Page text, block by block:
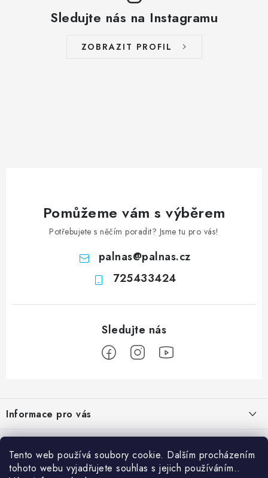
Tento web používá soubory cookie. Dalším procházením
tohoto webu vyjadřujete souhlas s jejich používáním..
Sledujte nás na Instagramu
ZOBRAZIT PROFIL
Pomůžeme vám s výběrem
Potřebujete s něčím poradit? Jsme tu pro vás!
palnas@palnas.cz
725433424
p
a
Informace pro vás
Obchodní podmínky
Podmínky ochrany osobních údajů
Přihlášení